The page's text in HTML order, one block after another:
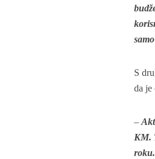
S
da je
–
KM.